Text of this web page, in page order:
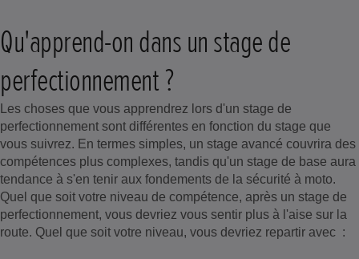
Qu'apprend-on dans un stage de
perfectionnement ?
Les choses que vous apprendrez lors d'un stage de
perfectionnement sont différentes en fonction du stage que
vous suivrez. En termes simples, un stage avancé couvrira des
compétences plus complexes, tandis qu'un stage de base aura
tendance à s'en tenir aux fondements de la sécurité à moto.
Quel que soit votre niveau de compétence, après un stage de
perfectionnement, vous devriez vous sentir plus à l'aise sur la
route. Quel que soit votre niveau, vous devriez repartir avec :